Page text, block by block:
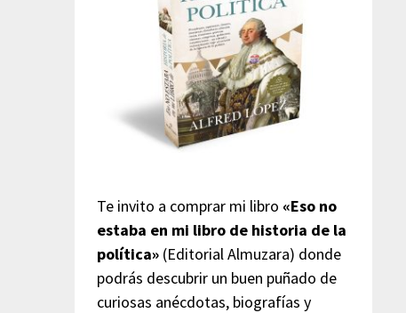
Te invito a comprar mi libro «Eso no
estaba en mi libro de historia de la
política»(Editorial Almuzara) donde
podrás descubrir un buen puñado de
curiosas anécdotas, biografías y